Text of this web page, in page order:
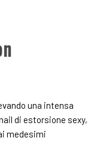
una intensa
di estorsione sexy,
medesimi